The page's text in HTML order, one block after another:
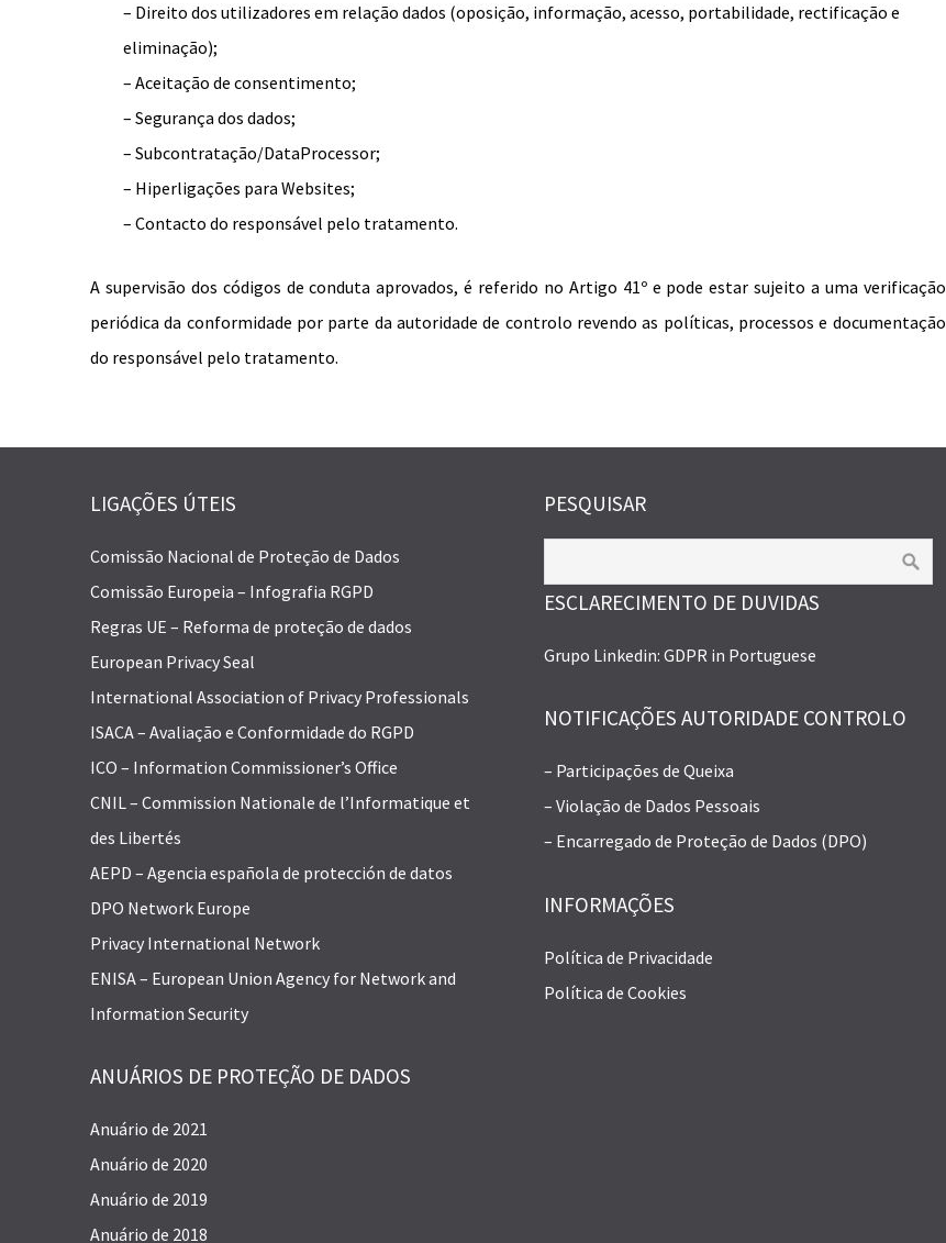
– Direito dos utilizadores em relação dados (oposição, informação, acesso, portabilidade, rectificação e
eliminação);
– Aceitação de consentimento;
– Segurança dos dados;
– Subcontratação/DataProcessor;
– Hiperligações para Websites;
– Contacto do responsável pelo tratamento.
A supervisão dos códigos de conduta aprovados, é referido no Artigo 41º e pode estar sujeito a uma verificação
periódica da conformidade por parte da autoridade de controlo revendo as políticas, processos e documentação
do responsável pelo tratamento.
LIGAÇÕES ÚTEIS
Comissão Nacional de Proteção de Dados
Comissão Europeia – Infografia RGPD
Regras UE – Reforma de proteção de dados
European Privacy Seal
International Association of Privacy Professionals
ISACA – Avaliação e Conformidade do RGPD
ICO – Information Commissioner’s Office
CNIL – Commission Nationale de l’Informatique et
des Libertés
AEPD – Agencia española de protección de datos
DPO Network Europe
Privacy International Network
ENISA – European Union Agency for Network and
Information Security
ANUÁRIOS DE PROTEÇÃO DE DADOS
Anuário de 2021
Anuário de 2020
Anuário de 2019
Anuário de 2018
PESQUISAR
ESCLARECIMENTO DE DUVIDAS
Grupo Linkedin: GDPR in Portuguese
NOTIFICAÇÕES AUTORIDADE CONTROLO
– Participações de Queixa
– Violação de Dados Pessoais
– Encarregado de Proteção de Dados (DPO)
INFORMAÇÕES
Política de Privacidade
Política de Cookies